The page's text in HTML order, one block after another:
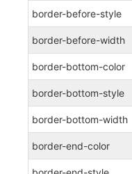
border-before-style
border-before-width
border-bottom-color
border-bottom-style
border-bottom-width
border-end-color